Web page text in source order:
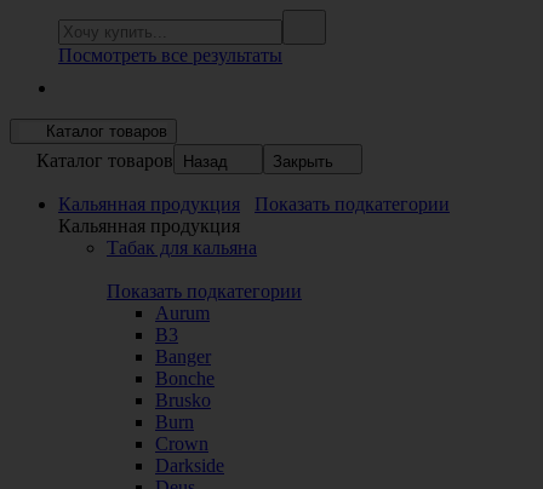
Посмотреть все результаты
Каталог товаров
Каталог товаров Назад Закрыть
Кальянная продукция
Показать подкатегории
Кальянная продукция
Табак для кальяна
Показать подкатегории
Aurum
B3
Banger
Bonche
Brusko
Burn
Crown
Darkside